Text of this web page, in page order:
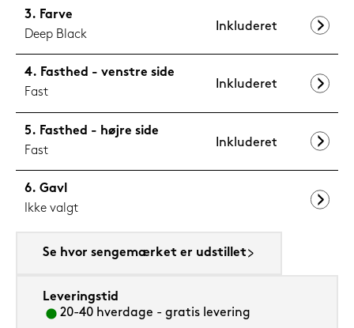
Farve
Deep Black
Inkluderet
Fasthed - venstre side
Fast
Inkluderet
Fasthed - højre side
Fast
Inkluderet
Gavl
Ikke valgt
Se hvor sengemærket er udstillet
Leveringstid
20-40 hverdage - gratis levering